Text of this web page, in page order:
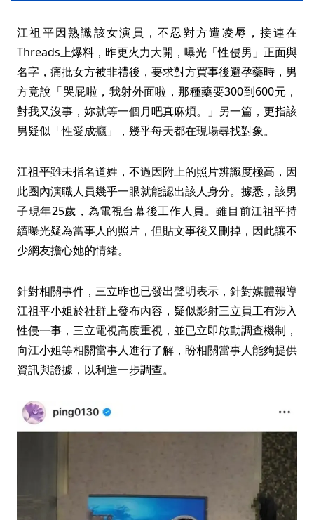
江祖平因熟識該女演員，不忍對方遭凌辱，接連在
Threads上爆料，昨更火力大開，曝光「性侵男」正面與
名字，痛批女方被非禮後，要求對方買事後避孕藥時，男
方竟說「哭屁啦，我射外面啦，那種藥要300到600元，
對我又沒事，妳就等一個月吧真麻煩。」另一篇，更指該
男疑似「性愛成癮」，幾乎每天都在現場尋找對象。
江祖平雖未指名道姓，不過因附上的照片辨識度極高，因
此圈內演職人員幾乎一眼就能認出該人身分。據悉，該男
子現年25歲，為電視台幕後工作人員。雖目前江祖平持
續曝光疑為當事人的照片，但貼文事後又刪掉，因此讓不
少網友擔心她的情緒。
針對相關事件，三立昨也已發出聲明表示，針對媒體報導
江祖平小姐於社群上發布內容，疑似影射三立員工有涉入
性侵一事，三立電視高度重視，並已立即啟動調查機制，
向江小姐等相關當事人進行了解，盼相關當事人能夠提供
資訊與證據，以利進一步調查。